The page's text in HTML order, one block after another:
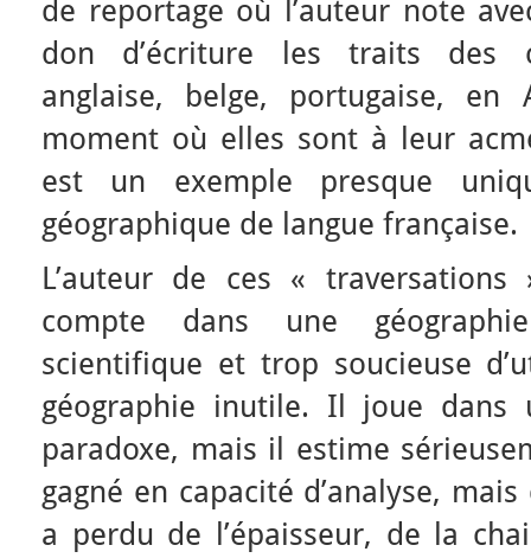
de reportage où l’auteur note
don d’écriture les traits des
anglaise, belge, portugaise,
moment où elles sont à leur
est un exemple presque
géographique de langue française.
L’auteur de ces «
compte dans une
scientifique et trop soucieuse
géographie inutile. Il joue dans
paradoxe, mais il estime
gagné en capacité d’analyse,
a perdu de l’épaisseur, de la